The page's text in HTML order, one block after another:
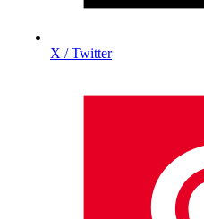
X / Twitter